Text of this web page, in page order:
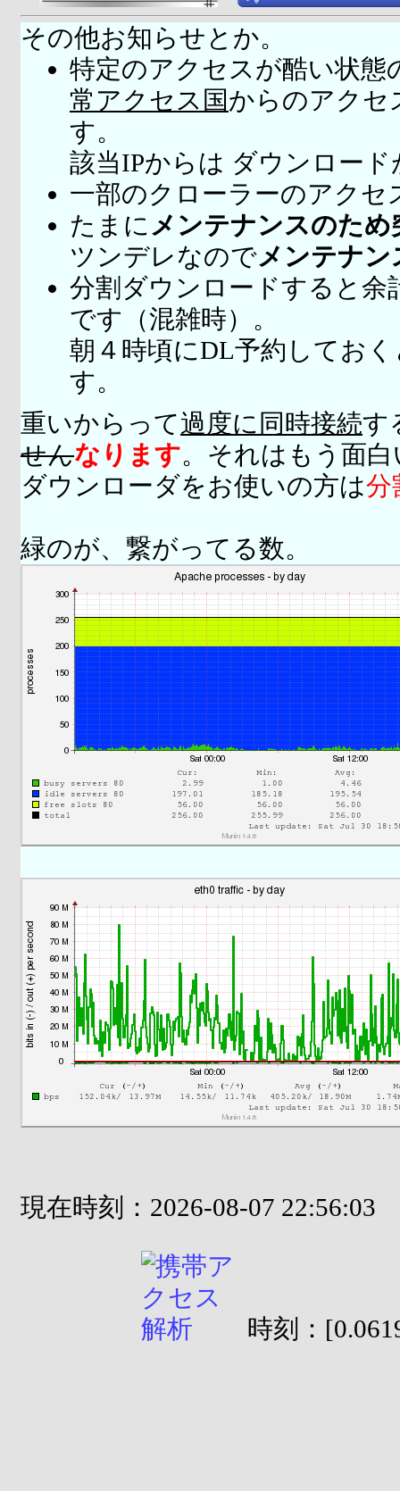
その他お知らせとか。
特定のアクセスが酷い状態
常アクセス国からのアクセ
す。
該当IPからは ダウンロー
一部のクローラーのアクセ
たまに メンテナンスのため
ツンデレなのでメンテナ
分割ダウンロードすると余
です（混雑時）。
朝４時頃にDL予約してお
す。
重いからって過度に同時接続す
せんなります。それはもう面
ダウンローダをお使いの方は分
緑のが、繋がってる数。
現在時刻：2026-08-07 22:56:03
時刻：